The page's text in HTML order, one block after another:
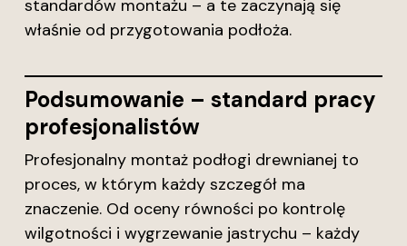
standardów montażu – a te zaczynają się
właśnie od przygotowania podłoża.
Podsumowanie – standard pracy
profesjonalistów
Profesjonalny montaż podłogi drewnianej to
proces, w którym każdy szczegół ma
znaczenie. Od oceny równości po kontrolę
wilgotności i wygrzewanie jastrychu – każdy